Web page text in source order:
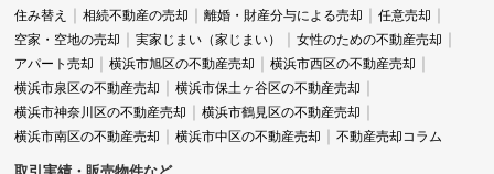
住み替え
相続不動産の売却 離婚・財産分与による売却
任意売却
空家・空地の売却
実家じまい（家じまい）
女性のための不動産売却
アパート売却
横浜市旭区の不動産売却
横浜市西区の不動産売却
横浜市泉区の不動産売却
横浜市保土ヶ谷区の不動産売却
横浜市神奈川区の不動産売却
横浜市鶴見区の不動産売却
横浜市南区の不動産売却
横浜市中区の不動産売却 不動産売却コラム